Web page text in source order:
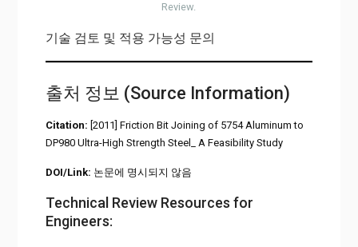
Review.
기술 검토 및 적용 가능성 문의
출처 정보 (Source Information)
Citation: [2011] Friction Bit Joining of 5754 Aluminum to
DP980 Ultra-High Strength Steel_ A Feasibility Study
DOI/Link: 논문에 명시되지 않음
Technical Review Resources for
Engineers: